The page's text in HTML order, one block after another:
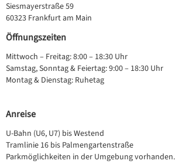
Siesmayerstraße 59
60323 Frankfurt am Main
Öffnungszeiten
Mittwoch – Freitag: 8:00 – 18:30 Uhr
Samstag, Sonntag & Feiertag: 9:00 – 18:30 Uhr
Montag & Dienstag: Ruhetag
Anreise
U-Bahn (U6, U7) bis Westend
Tramlinie 16 bis Palmengartenstraße
Parkmöglichkeiten in der Umgebung vorhanden.